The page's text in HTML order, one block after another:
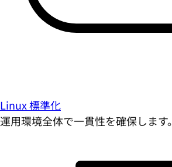
Linux 標準化
運用環境全体で一貫性を確保します。